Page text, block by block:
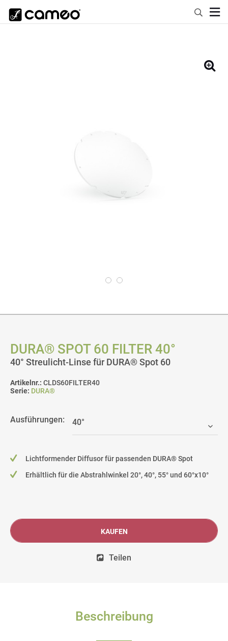
DURA® SPOT 60 FILTER 40°
40° Streulicht-Linse für DURA® Spot 60
Artikelnr.: CLDS60FILTER40
Serie: DURA®
Ausführungen:
Lichtformender Diffusor für passenden DURA® Spot
Erhältlich für die Abstrahlwinkel 20°, 40°, 55° und 60°x10°
KAUFEN
Teilen
Beschreibung